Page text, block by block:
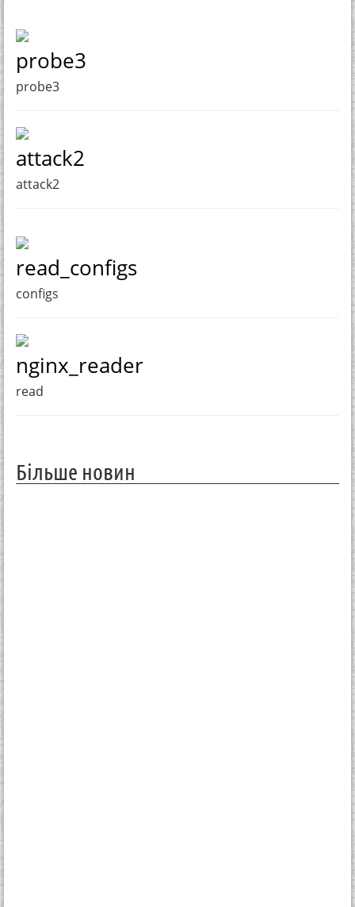
probe3
probe3
attack2
attack2
read_configs
configs
nginx_reader
read
Більше новин